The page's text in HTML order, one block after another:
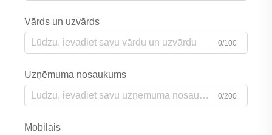
Vārds un uzvārds
0/100
Uzņēmuma nosaukums
0/200
Mobilais